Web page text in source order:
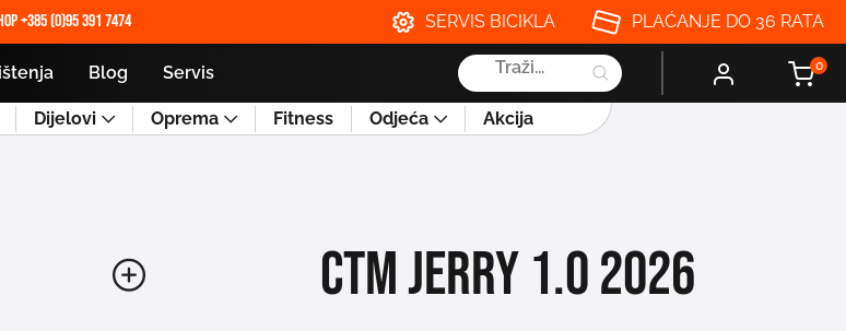
+385 (0)95 391 7474 SERVIS BICIKLA PLAĆANJE DO 36 RATA
Blog Servis
Products
search
0
Dijelovi Oprema Fitness Odjeća Akcija
CTM JERRY 1.0 2026